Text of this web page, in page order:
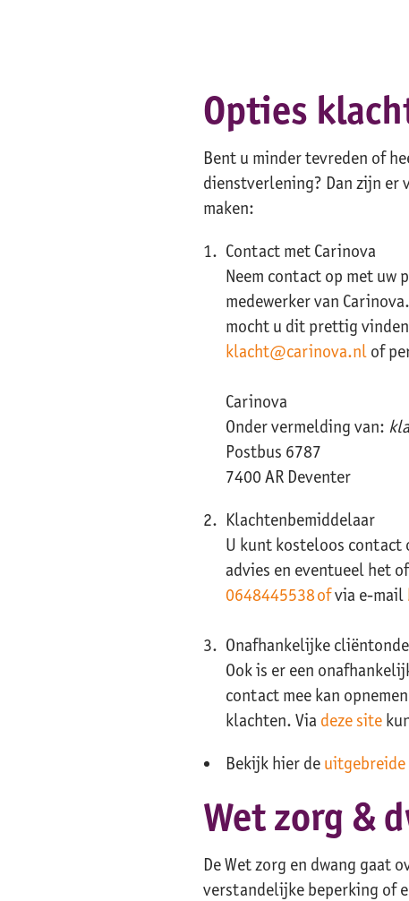
Opties
Bent u minder tevreden of
dienstverlening? Dan zijn er
maken:
Contact met Carinova
Neem contact op met uw
medewerker van
mocht u dit prettig
klacht@carinova.nl of
Carinova
Onder vermelding van:
Postbus 6787
7400 AR Deventer
Klachtenbemiddelaar
U kunt kosteloos contact
advies en eventueel het
0648445538 ofvia e-mail
Onafhankelijke
Ook is er een
contact mee kan
klachten. Via deze site
Bekijk hier de
Wet zorg &
De Wet zorg en dwang gaat
verstandelijke beperking of